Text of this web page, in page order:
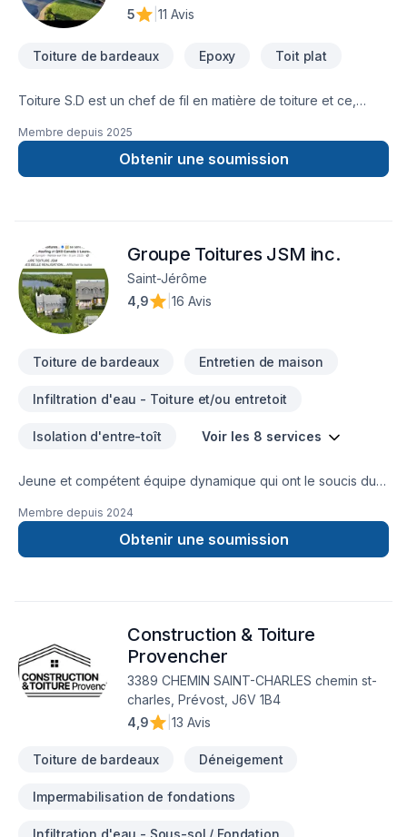
5
11 Avis
Toiture de bardeaux Epoxy Toit plat
Toiture S.D est un chef de fil en matière de toiture et ce,
bardeaux d'asphalte et les toits plats en membrane
élastomère. Notre équipe compte des employés minutieux
qui détiennent tous leurs cartes de compétence
Membre depuis 2025
Obtenir une soumission
Groupe Toitures JSM inc.
Saint-Jérôme
4,9
16 Avis
Toiture de bardeaux Entretien de maison
Infiltration d'eau - Toiture et/ou entretoit
Isolation d'entre-toît Voir les 8 services
Jeune et compétent équipe dynamique qui ont le soucis du
sont une de nos première priorité avant chaque étape de
Membre depuis 2024
Obtenir une soumission
Construction & Toiture
Provencher
3389 CHEMIN SAINT-CHARLES chemin st-
charles, Prévost, J6V 1B4
4,9
13 Avis
Toiture de bardeaux Déneigement
Impermabilisation de fondations
Infiltration d'eau - Sous-sol / Fondation